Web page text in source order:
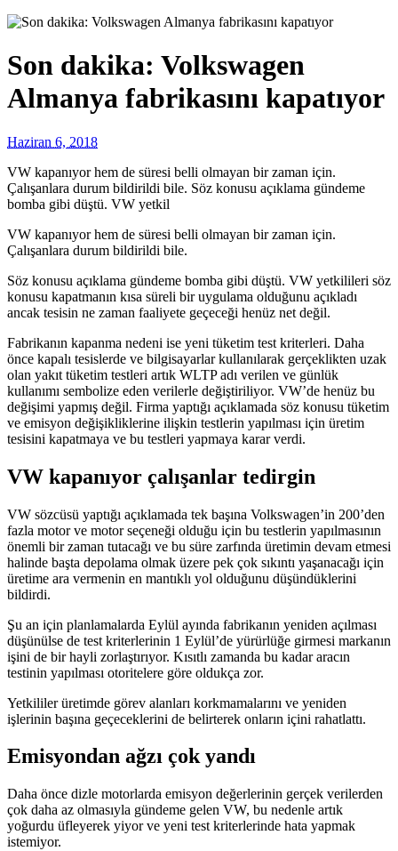
Son dakika: Volkswagen
Almanya fabrikasını kapatıyor
Haziran 6, 2018
VW kapanıyor hem de süresi belli olmayan bir zaman için.
Çalışanlara durum bildirildi bile. Söz konusu açıklama gündeme
bomba gibi düştü. VW yetkil
VW kapanıyor hem de süresi belli olmayan bir zaman için.
Çalışanlara durum bildirildi bile.
Söz konusu açıklama gündeme bomba gibi düştü. VW yetkilileri söz
konusu kapatmanın kısa süreli bir uygulama olduğunu açıkladı
ancak tesisin ne zaman faaliyete geçeceği henüz net değil.
Fabrikanın kapanma nedeni ise yeni tüketim test kriterleri. Daha
önce kapalı tesislerde ve bilgisayarlar kullanılarak gerçeklikten uzak
olan yakıt tüketim testleri artık WLTP adı verilen ve günlük
kullanımı sembolize eden verilerle değiştiriliyor. VW’de henüz bu
değişimi yapmış değil. Firma yaptığı açıklamada söz konusu tüketim
ve emisyon değişikliklerine ilişkin testlerin yapılması için üretim
tesisini kapatmaya ve bu testleri yapmaya karar verdi.
VW kapanıyor çalışanlar tedirgin
VW sözcüsü yaptığı açıklamada tek başına Volkswagen’in 200’den
fazla motor ve motor seçeneği olduğu için bu testlerin yapılmasının
önemli bir zaman tutacağı ve bu süre zarfında üretimin devam etmesi
halinde başta depolama olmak üzere pek çok sıkıntı yaşanacağı için
üretime ara vermenin en mantıklı yol olduğunu düşündüklerini
bildirdi.
Şu an için planlamalarda Eylül ayında fabrikanın yeniden açılması
düşünülse de test kriterlerinin 1 Eylül’de yürürlüğe girmesi markanın
işini de bir hayli zorlaştırıyor. Kısıtlı zamanda bu kadar aracın
testinin yapılması otoritelere göre oldukça zor.
Yetkililer üretimde görev alanları korkmamalarını ve yeniden
işlerinin başına geçeceklerini de belirterek onların içini rahatlattı.
Emisyondan ağzı çok yandı
Daha önce dizle motorlarda emisyon değerlerinin gerçek verilerden
çok daha az olmasıyla gündeme gelen VW, bu nedenle artık
yoğurdu üfleyerek yiyor ve yeni test kriterlerinde hata yapmak
istemiyor.